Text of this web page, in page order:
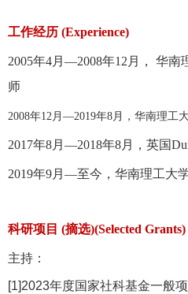
工作经历 (Experience)
2005年4月—2008年12月， 华
师
2008年12月—2019年8月，华南理工
2017年8月—2018年8月，英国
2019年9月—至今，华南理工大
科研项目 (摘选)(Selected Grants)
主持：
[1]2023年度国家社科基金一般